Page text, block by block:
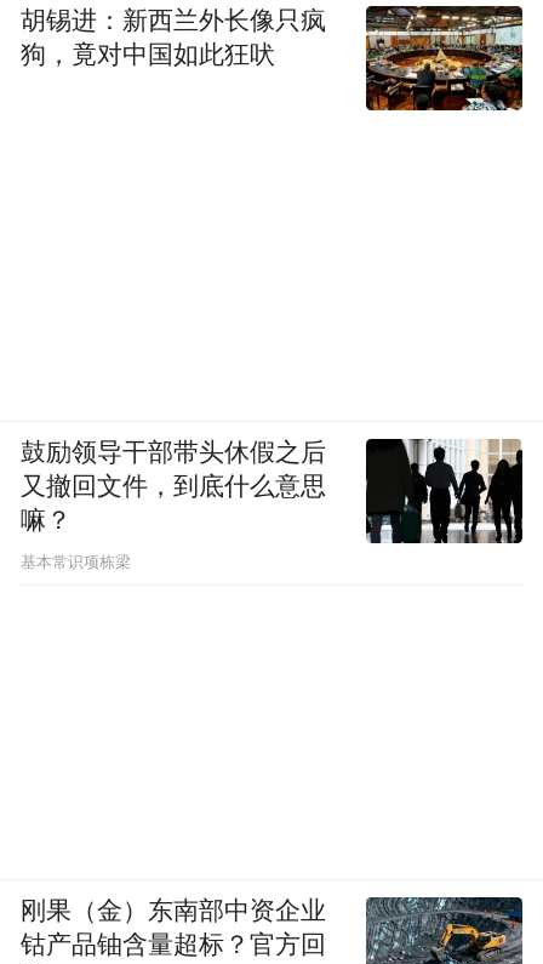
胡锡进：新西兰外长像只疯
狗，竟对中国如此狂吠
鼓励领导干部带头休假之后
又撤回文件，到底什么意思
嘛？
基本常识项栋梁
刚果（金）东南部中资企业
钴产品铀含量超标？官方回